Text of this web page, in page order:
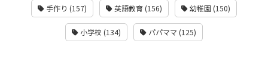
手作り (157) 英語教育 (156) 幼稚園 (150)
小学校 (134) パパママ (125)